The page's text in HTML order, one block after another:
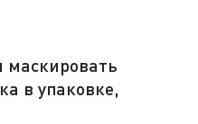
маскировать
в упаковке,